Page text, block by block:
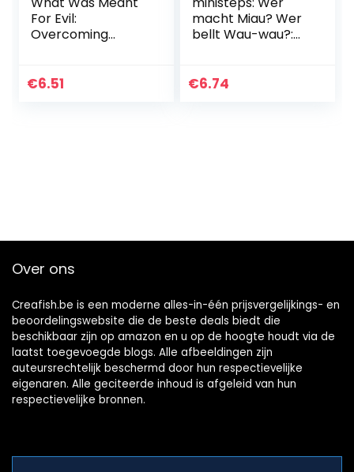
For Evil:
Overcoming
The Uniqueness of
€6.51
macht Miau? Wer
bellt Wau-wau?:
€6.74
Over ons
Creafish.be is een moderne alles-in-één prijsvergelijkings- en
beoordelingswebsite die de beste deals biedt die
beschikbaar zijn op amazon en u op de hoogte houdt via de
laatst toegevoegde blogs. Alle afbeeldingen zijn
auteursrechtelijk beschermd door hun respectievelijke
eigenaren. Alle geciteerde inhoud is afgeleid van hun
respectievelijke bronnen.